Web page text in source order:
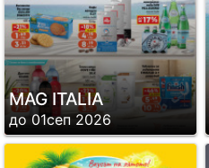
MAG ITALIA
до 01сеп 2026